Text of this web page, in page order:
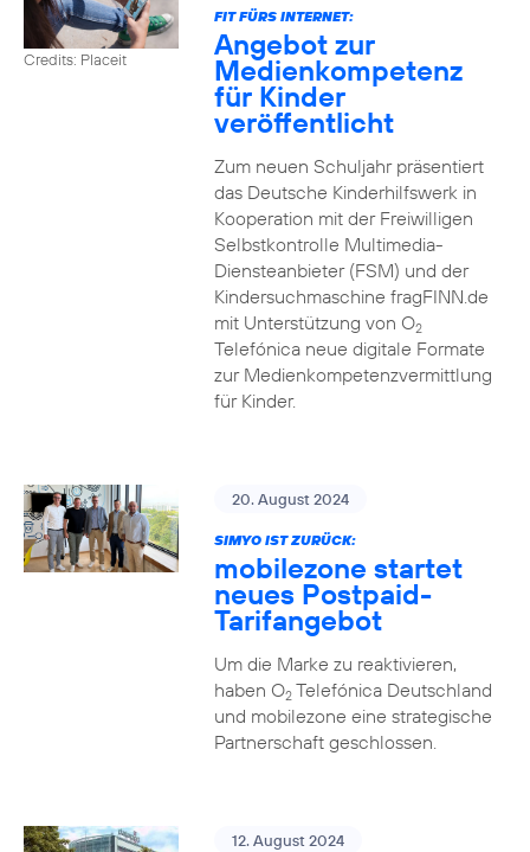
Credits: Placeit
FIT FÜRS INTERNET:
Angebot zur
Medienkompetenz
für Kinder
veröffentlicht
Zum neuen Schuljahr präsentiert
das Deutsche Kinderhilfswerk in
Kooperation mit der Freiwilligen
Selbstkontrolle Multimedia-
Diensteanbieter (FSM) und der
Kindersuchmaschine fragFINN.de
mit Unterstützung von O2
Telefónica neue digitale Formate
zur Medienkompetenzvermittlung
für Kinder.
20. August 2024
SIMYO IST ZURÜCK:
mobilezone startet
neues Postpaid-
Tarifangebot
Um die Marke zu reaktivieren,
haben O2Telefónica Deutschland
und mobilezone eine strategische
Partnerschaft geschlossen.
12. August 2024